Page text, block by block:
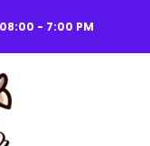
- 7:00 PM